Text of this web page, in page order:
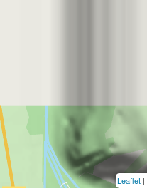
Leaflet |